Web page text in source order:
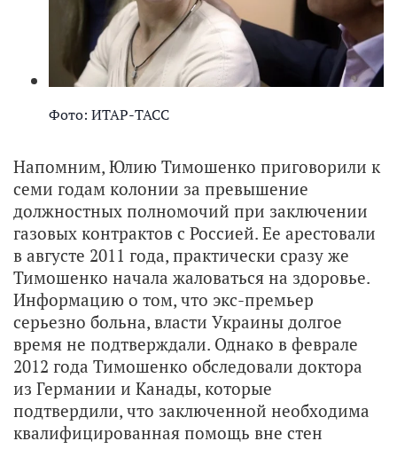
Фото: ИТАР-ТАСС
Напомним, Юлию Тимошенко приговорили к
семи годам колонии за превышение
должностных полномочий при заключении
газовых контрактов с Россией. Ее арестовали
в августе 2011 года, практически сразу же
Тимошенко начала жаловаться на здоровье.
Информацию о том, что экс-премьер
серьезно больна, власти Украины долгое
время не подтверждали. Однако в феврале
2012 года Тимошенко обследовали доктора
из Германии и Канады, которые
подтвердили, что заключенной необходима
квалифицированная помощь вне стен